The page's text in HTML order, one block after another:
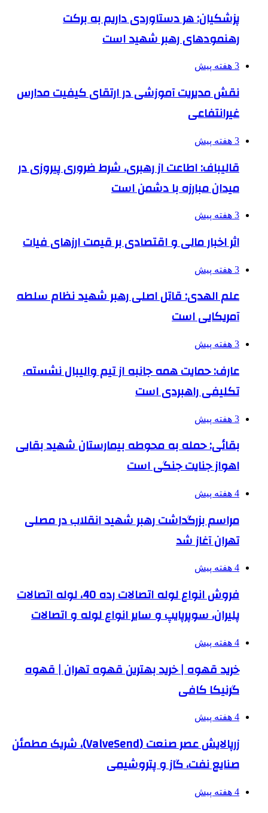
پزشکیان: هر دستاوردی داریم به برکت
رهنمودهای رهبر شهید است
3 هفته پیش
نقش مدیریت آموزشی در ارتقای کیفیت مدارس
غیرانتفاعی
3 هفته پیش
قالیباف: اطاعت از رهبری، شرط ضروری پیروزی در
میدان مبارزه با دشمن است
3 هفته پیش
اثر اخبار مالی و اقتصادی بر قیمت ارزهای فیات
3 هفته پیش
علم الهدی: قاتل اصلی رهبر شهید نظام سلطه
آمریکایی است
3 هفته پیش
عارف: حمایت همه جانبه از تیم والیبال نشسته،
تکلیفی راهبردی است
3 هفته پیش
بقائی: حمله به محوطه بیمارستان شهید بقایی
اهواز جنایت جنگی است
4 هفته پیش
مراسم بزرگداشت رهبر شهید انقلاب در مصلی
تهران آغاز شد
4 هفته پیش
فروش انواع لوله اتصالات رده 40، لوله اتصالات
پلیران، سوپرپایپ و سایر انواع لوله و اتصالات
4 هفته پیش
خرید قهوه | خرید بهترین قهوه تهران | قهوه
گرنیکا کافی
4 هفته پیش
زرپالایش عصر صنعت (ValveSend)، شریک مطمئن
صنایع نفت، گاز و پتروشیمی
4 هفته پیش